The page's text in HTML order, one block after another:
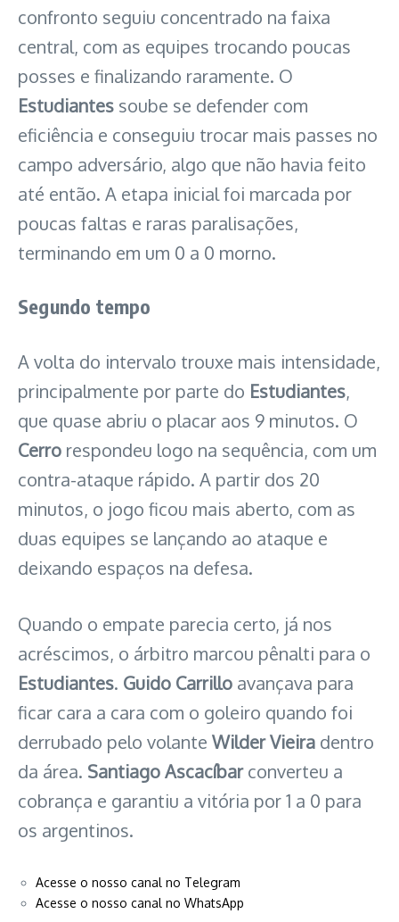
confronto seguiu concentrado na faixa
central, com as equipes trocando poucas
posses e finalizando raramente. O
Estudiantes soube se defender com
eficiência e conseguiu trocar mais passes no
campo adversário, algo que não havia feito
até então. A etapa inicial foi marcada por
poucas faltas e raras paralisações,
terminando em um 0 a 0 morno.
Segundo tempo
A volta do intervalo trouxe mais intensidade,
principalmente por parte do Estudiantes,
que quase abriu o placar aos 9 minutos. O
Cerro respondeu logo na sequência, com um
contra-ataque rápido. A partir dos 20
minutos, o jogo ficou mais aberto, com as
duas equipes se lançando ao ataque e
deixando espaços na defesa.
Quando o empate parecia certo, já nos
acréscimos, o árbitro marcou pênalti para o
Estudiantes. Guido Carrillo avançava para
ficar cara a cara com o goleiro quando foi
derrubado pelo volante Wilder Vieira dentro
da área. Santiago Ascacíbarconverteu a
cobrança e garantiu a vitória por 1 a 0 para
os argentinos.
Acesse o nosso canal no Telegram
Acesse o nosso canal no WhatsApp